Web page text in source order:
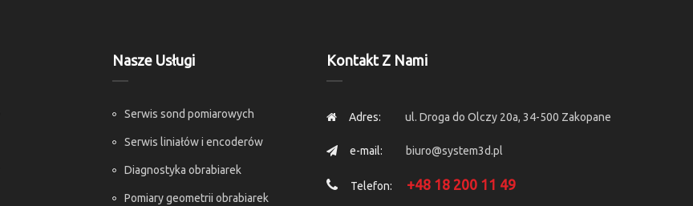
Nasze Usługi
Serwis sond pomiarowych
Serwis liniałów i encoderów
Diagnostyka obrabiarek
Pomiary geometrii obrabiarek
Kontakt Z Nami
Adres: ul. Droga do Olczy 20a, 34-500 Zakopane
e-mail: biuro@system3d.pl
Telefon: +48 18 200 11 49